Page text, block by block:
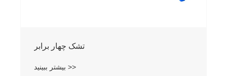
تشک چهار برابر
بیشتر ببینید >>